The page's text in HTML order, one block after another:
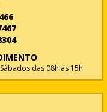
das 08h às 15h